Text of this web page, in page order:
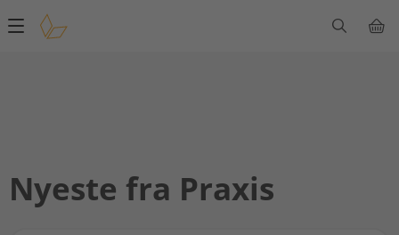
Main
Nyeste fra Praxis